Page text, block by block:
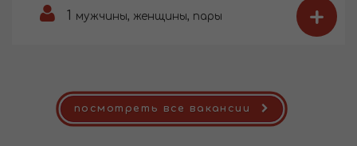
1 мужчины, женщины, пары +
посмотреть все вакансии